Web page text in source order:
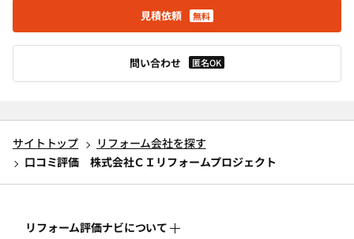
見積依頼 無料
問い合わせ 匿名OK
サイトトップ
リフォーム会社を探す
口コミ評価 株式会社ＣＩリフォームプロジェクト
リフォーム評価ナビについて